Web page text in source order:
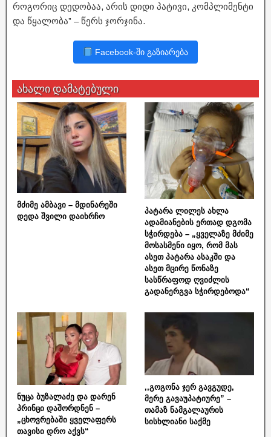
როგორიც დედობაა, არის დიდი პატივი, კომპლიმენტი
და წყალობა” – წერს ჯორჯინა.
Facebook-ში გაზიარება
ახალი დამატებული
მძიმე ამბავი – მდინარეში
დედა შვილი დაიხრჩო
პატარა ლილეს ახლა
ადამიანების ერთად დგომა
სჭირდება – „ყველაზე მძიმე
მოსასმენი იყო, რომ მას
ასეთ პატარა ასაკში და
ასეთ მცირე წონაზე
სასწრაფოდ ღვიძლის
გადანერგვა სჭირდებოდა“
ნუცა ბუზალაძე და დარენ
პრინცი დაშორდნენ –
„ცხოვრებაში ყველაფერს
თავისი დრო აქვს“
,,გოგონა ჯერ გავგუდე,
მერე გავაუპატიურე” –
თამაზ ნამგალაურის
სისხლიანი საქმე